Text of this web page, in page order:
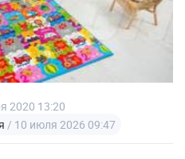
2020 13:20
/ 10 июля 2026 09:47